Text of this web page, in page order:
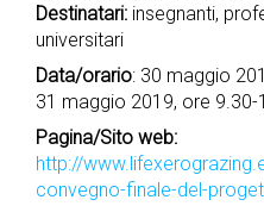
Destinatari: insegnanti,
universitari
Data/orario: 30 maggio
31 maggio 2019, ore
Pagina/Sito web:
http://
convegno-finale-del-